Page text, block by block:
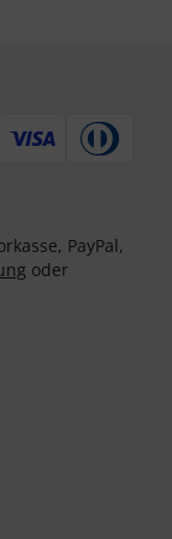
PayPal,
oder